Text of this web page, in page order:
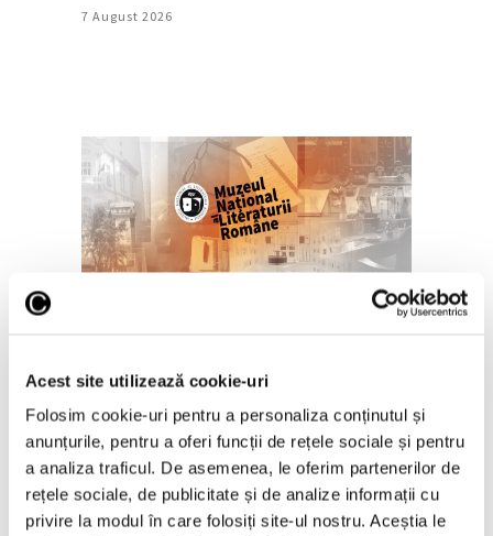
Acest site utilizează cookie-uri
Folosim cookie-uri pentru a personaliza conținutul și
anunțurile, pentru a oferi funcții de rețele sociale și pentru
a analiza traficul. De asemenea, le oferim partenerilor de
rețele sociale, de publicitate și de analize informații cu
privire la modul în care folosiți site-ul nostru. Aceștia le
7 August 2026
6 August 2026